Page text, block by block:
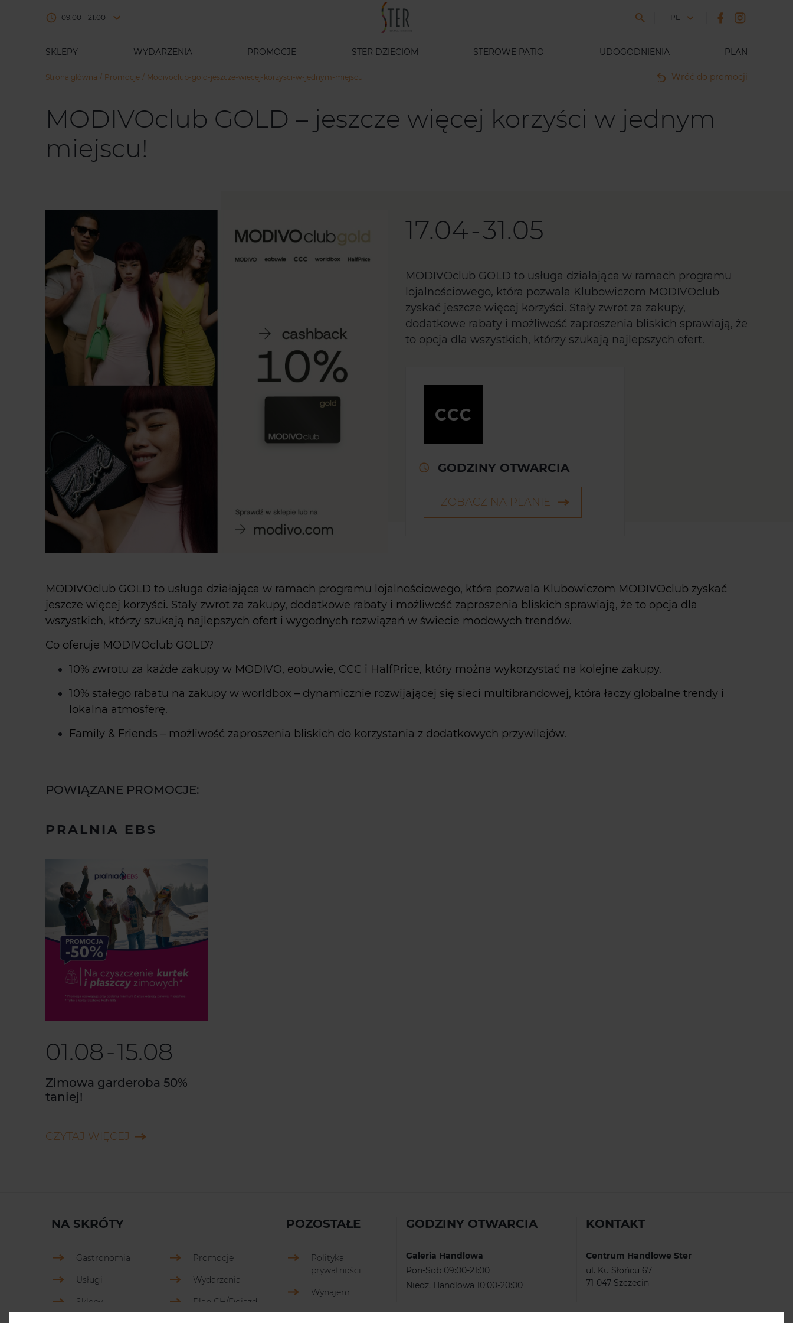
09:00 - 21:00 PL JĘZYK
SKLEPY WYDARZENIA PROMOCJE STER DZIECIOM STEROWE PATIO UDOGODNIENIA PLAN
Strona główna Promocje Modivoclub-gold-jeszcze-wiecej-korzysci-w-jednym-miejscu Wróć do promocji
MODIVOclub GOLD – jeszcze więcej korzyści w jednym
miejscu!
17.04-31.05
MODIVOclub GOLD to usługa działająca w ramach programu
lojalnościowego, która pozwala Klubowiczom MODIVOclub
zyskać jeszcze więcej korzyści. Stały zwrot za zakupy,
dodatkowe rabaty i możliwość zaproszenia bliskich sprawiają, że
to opcja dla wszystkich, którzy szukają najlepszych ofert.
GODZINY OTWARCIA
ZOBACZ NA PLANIE
MODIVOclub GOLD to usługa działająca w ramach programu lojalnościowego, która pozwala Klubowiczom MODIVOclub zyskać
jeszcze więcej korzyści. Stały zwrot za zakupy, dodatkowe rabaty i możliwość zaproszenia bliskich sprawiają, że to opcja dla
wszystkich, którzy szukają najlepszych ofert i wygodnych rozwiązań w świecie modowych trendów.
Co oferuje MODIVOclub GOLD?
10% zwrotu za każde zakupy w MODIVO, eobuwie, CCC i HalfPrice, który można wykorzystać na kolejne zakupy.
10% stałego rabatu na zakupy w worldbox – dynamicznie rozwijającej się sieci multibrandowej, która łaczy globalne trendy i
lokalna atmosferę.
Family & Friends – możliwość zaproszenia bliskich do korzystania z dodatkowych przywilejów.
POWIĄZANE PROMOCJE:
PRALNIA EBS
01.08-15.08
Zimowa garderoba 50%
taniej!
CZYTAJ WIĘCEJ
NA SKRÓTY
Gastronomia
Usługi
Sklepy
Promocje
Wydarzenia
Plan CH/Dojazd
POZOSTAŁE
Polityka
prywatności
Wynajem
GODZINY OTWARCIA
Galeria Handlowa
Pon-Sob 09:00-21:00
Niedz. Handlowa 10:00-20:00
KONTAKT
Centrum Handlowe Ster
ul. Ku Słońcu 67
71-047 Szczecin
tel.91/ 486 90 41